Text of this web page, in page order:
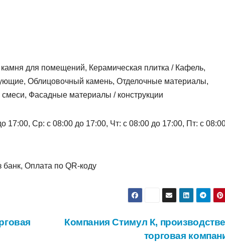
для помещений, Керамическая плитка / Кафель,
Облицовочный камень, Отделочные материалы,
Фасадные материалы / конструкции
17:00, Ср: с 08:00 до 17:00, Чт: с 08:00 до 17:00, Пт: с
Оплата по QR-коду
Компания Стимул К,
торговая